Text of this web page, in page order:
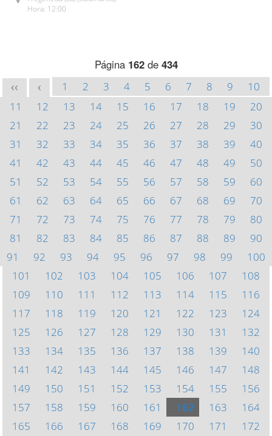
Hora: 12:00
Página 162de 434
<< < 1 2 3 4 5 6 7 8 9
10
11
12 13 14 15 16 17 18 19
20
21
22 23 24 25 26 27 28 29
30
31
32 33 34 35 36 37 38 39
40
41
42 43 44 45 46 47 48 49
50
51
52 53 54 55 56 57 58 59
60
61
62 63 64 65 66 67 68 69
70
71
72 73 74 75 76 77 78 79
80
81
82 83 84 85 86 87 88 89
90
91
92 93 94 95 96 97 98 99
100
101
102 103 104 105 106 107
108
109
110 111 112 113 114 115
116
117
118 119 120 121 122 123
124
125
126 127 128 129 130 131
132
133
134 135 136 137 138 139
140
141
142 143 144 145 146 147
148
149
150 151 152 153 154 155
156
157
158 159 160 161 162 163
164
165
166 167 168 169 170 171
172